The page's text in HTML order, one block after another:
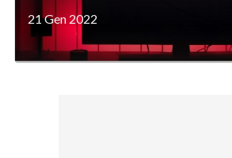
21 Gen 2022